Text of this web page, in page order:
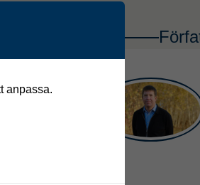
Johansson
CV
anpassa.